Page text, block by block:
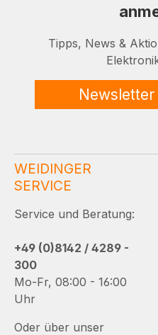
Tipps, News &
WEIDINGER
SERVICE
Service und Beratung:
+49 (0)8142 / 4289 -
300
Mo-Fr, 08:00 - 16:00
Uhr
Oder über unser